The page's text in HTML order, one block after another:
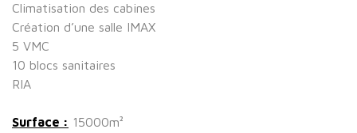
Climatisation des cabines
Création d’une salle IMAX
5 VMC
10 blocs sanitaires
RIA
Surface : 15000m²